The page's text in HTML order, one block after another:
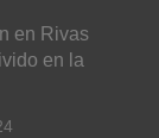
en Rivas
en la